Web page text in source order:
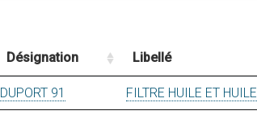
Désignation Libellé
DUPORT 91 FILTRE HUILE ET HUILE